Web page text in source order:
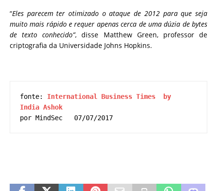
“Eles parecem ter otimizado o ataque de 2012 para que seja
muito mais rápido e requer apenas cerca de uma dúzia de bytes
de texto conhecido”, disse Matthew Green, professor de
criptografia da Universidade Johns Hopkins.
fonte: International Business Times  by
India Ashok
por MindSec   07/07/2017